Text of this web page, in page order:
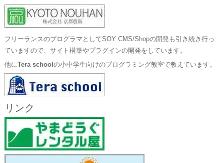
フリーランスのプログラマとしてSOY CMS/Shopの開発も引き続き行っ
ていますので、サイト構築やプラグインの開発をしています。
他にTera school の小中学生向けのプログラミング教室で教えています。
リンク